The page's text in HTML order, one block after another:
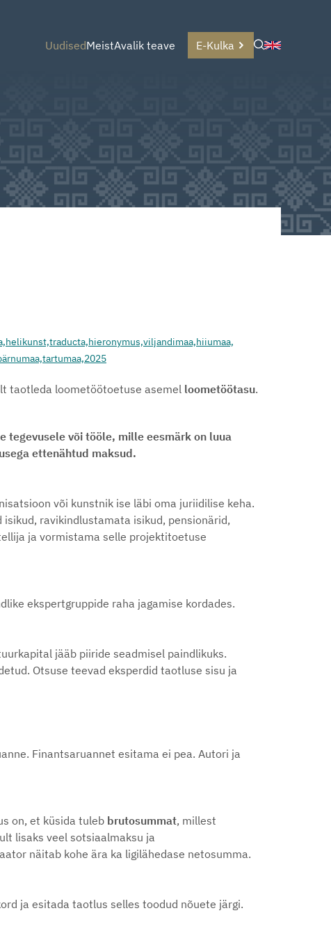
UudisedMeistAvalik teave E-Kulka
helikunst,traducta,hieronymus,viljandimaa,hiiumaa,
tartumaa,2025
taotleda loometöötoetuse asemel loometöötasu.
tegevusele või tööle, mille eesmärk on luua
ettenähtud maksud.
või kunstnik ise läbi oma juriidilise keha.
ravikindlustamata isikud, pensionärid,
ja vormistama selle projektitoetuse
ekspertgruppide raha jagamise kordades.
jääb piiride seadmisel paindlikuks.
Otsuse teevad eksperdid taotluse sisu ja
Finantsaruannet esitama ei pea. Autori ja
on, et küsida tuleb brutosummat, millest
lisaks veel sotsiaalmaksu ja
näitab kohe ära ka ligilähedase netosumma.
ja esitada taotlus selles toodud nõuete järgi.